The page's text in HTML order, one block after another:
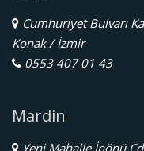
Cumhuriyet Bulvarı
Konak / İzmir
0553 407 01 43
Mardin
Yeni Mahalle İnönü